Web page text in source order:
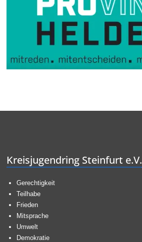
Kreisjugendring Steinfurt e.V.
Gerechtigkeit
Teilhabe
Frieden
Mitsprache
Umwelt
Demokratie